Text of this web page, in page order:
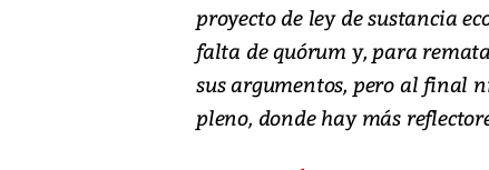
proyecto de ley de sustancia
falta de quórum y, para
sus argumentos, pero al final
pleno, donde hay más